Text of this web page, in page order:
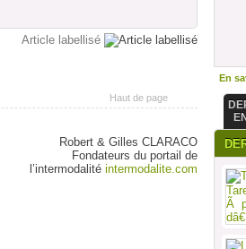
Article labellisé
Haut de page
Robert & Gilles CLARACO
Fondateurs du portail de
l’intermodalité intermodalite.com
En